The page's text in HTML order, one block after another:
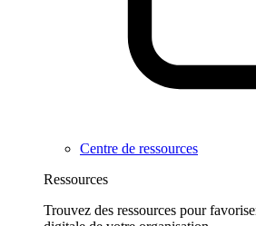
Centre de ressources
Ressources
Trouvez des ressources pour